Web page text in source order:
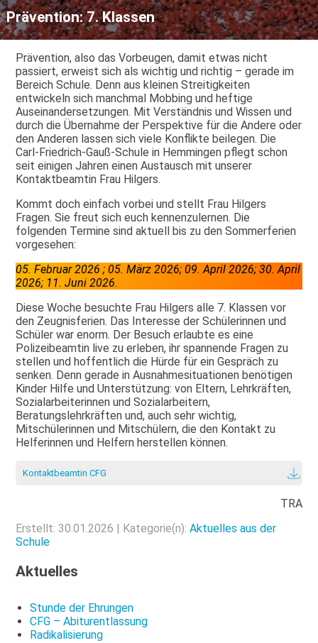
Prävention: 7. Klassen
Prävention, also das Vorbeugen, damit etwas nicht
passiert, erweist sich als wichtig und richtig – gerade im
Bereich Schule. Denn aus kleinen Streitigkeiten
entwickeln sich manchmal Mobbing und heftige
Auseinandersetzungen. Mit Verständnis und Wissen und
durch die Übernahme der Perspektive für die Andere oder
den Anderen lassen sich viele Konflikte beilegen. Die
Carl-Friedrich-Gauß-Schule in Hemmingen pflegt schon
seit einigen Jahren einen Austausch mit unserer
Kontaktbeamtin Frau Hilgers.
Kommt doch einfach vorbei und stellt Frau Hilgers
Fragen. Sie freut sich euch kennenzulernen. Die
folgenden Termine sind aktuell bis zu den Sommerferien
vorgesehen:
05. Februar 2026 ; 05. März 2026; 09. April 2026; 30. April
2026; 11. Juni 2026.
Diese Woche besuchte Frau Hilgers alle 7. Klassen vor
den Zeugnisferien. Das Interesse der Schülerinnen und
Schüler war enorm. Der Besuch erlaubte es eine
Polizeibeamtin live zu erleben, ihr spannende Fragen zu
stellen und hoffentlich die Hürde für ein Gespräch zu
senken. Denn gerade in Ausnahmesituationen benötigen
Kinder Hilfe und Unterstützung: von Eltern, Lehrkräften,
Sozialarbeiterinnen und Sozialarbeitern,
Beratungslehrkräften und, auch sehr wichtig,
Mitschülerinnen und Mitschülern, die den Kontakt zu
Helferinnen und Helfern herstellen können.
Kontaktbeamtin CFG
TRA
Erstellt: 30.01.2026 | Kategorie(n):Aktuelles aus der
Schule
Aktuelles
Stunde der Ehrungen
CFG – Abiturentlassung
Radikalisierung